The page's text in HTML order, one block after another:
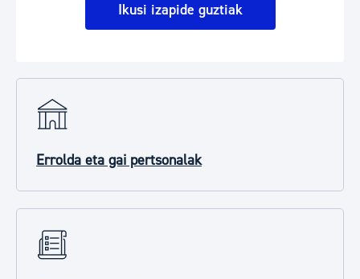
Ikusi izapide guztiak
Errolda eta gai pertsonalak